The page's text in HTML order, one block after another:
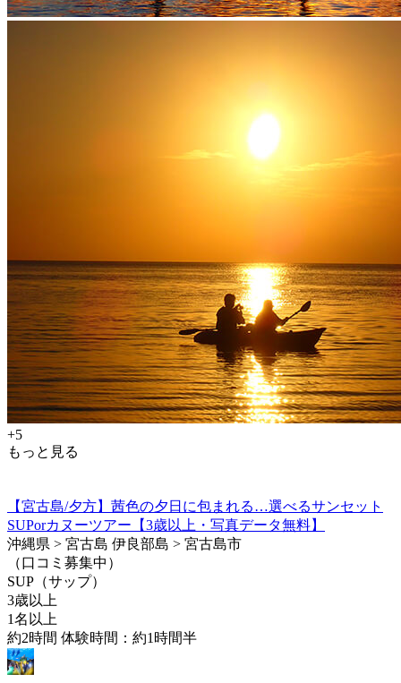
+5
もっと見る
【宮古島/夕方】茜色の夕日に包まれる…選べるサンセット
SUPorカヌーツアー【3歳以上・写真データ無料】
沖縄県 > 宮古島 伊良部島 > 宮古島市
（口コミ募集中）
SUP（サップ）
3歳以上
1名以上
約2時間 体験時間：約1時間半